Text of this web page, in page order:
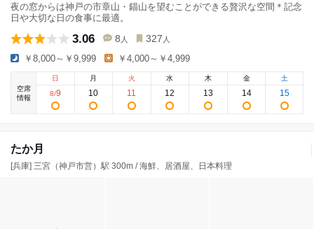
夜の窓からは神戸の市章山・錨山を望むことができる贅沢な空間＊記念
日や大切な日の食事に最適。
3.06 8 人 327 人
￥8,000～￥9,999 ￥4,000～￥4,999
空席
情報
日
8/9
月
10
火
11
水
12
木
13
金
14
土
15
たか月
[兵庫] 三宮（神戸市営）駅 300m / 海鮮、居酒屋、日本料理